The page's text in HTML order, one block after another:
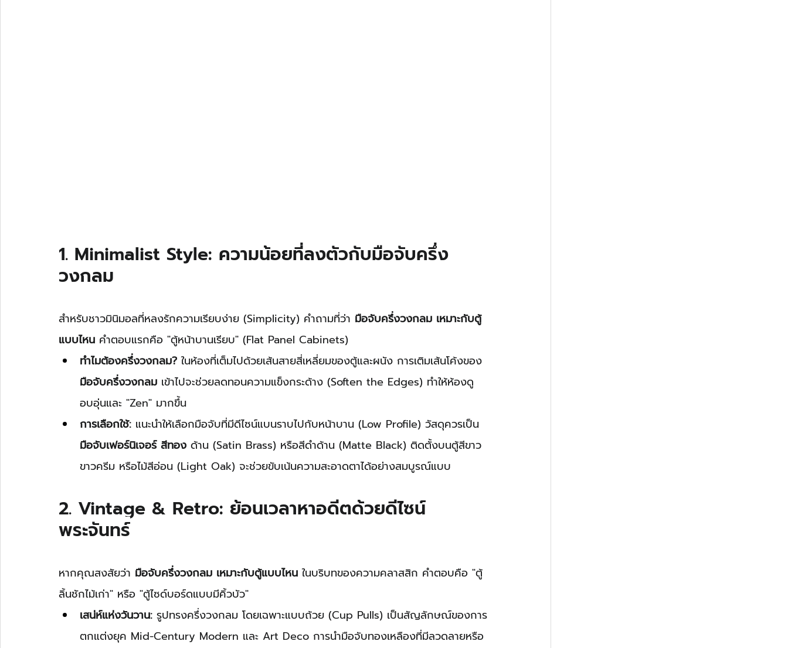
1. Minimalist Style: ความน้อยที่ลงตัวกับมือจับครึ่ง
วงกลม
สำหรับชาวมินิมอลที่หลงรักความเรียบง่าย (Simplicity) คำถามที่ว่า มือจับครึ่งวงกลม เหมาะกับตู้
แบบไหน คำตอบแรกคือ "ตู้หน้าบานเรียบ" (Flat Panel Cabinets)
ทำไมต้องครึ่งวงกลม? ในห้องที่เต็มไปด้วยเส้นสายสี่เหลี่ยมของตู้และผนัง การเติมเส้นโค้งของ
มือจับครึ่งวงกลม เข้าไปจะช่วยลดทอนความแข็งกระด้าง (Soften the Edges) ทำให้ห้องดู
อบอุ่นและ "Zen" มากขึ้น
การเลือกใช้: แนะนำให้เลือกมือจับที่มีดีไซน์แบนราบไปกับหน้าบาน (Low Profile) วัสดุควรเป็น
มือจับเฟอร์นิเจอร์ สีทอง ด้าน (Satin Brass) หรือสีดำด้าน (Matte Black) ติดตั้งบนตู้สีขาว
ขาวครีม หรือไม้สีอ่อน (Light Oak) จะช่วยขับเน้นความสะอาดตาได้อย่างสมบูรณ์แบบ
2. Vintage & Retro: ย้อนเวลาหาอดีตด้วยดีไซน์
พระจันทร์
หากคุณสงสัยว่า มือจับครึ่งวงกลม เหมาะกับตู้แบบไหน ในบริบทของความคลาสสิก คำตอบคือ "ตู้
ลิ้นชักไม้เก่า" หรือ "ตู้ไซด์บอร์ดแบบมีคิ้วบัว"
เสน่ห์แห่งวันวาน: รูปทรงครึ่งวงกลม โดยเฉพาะแบบถ้วย (Cup Pulls) เป็นสัญลักษณ์ของการ
ตกแต่งยุค Mid-Century Modern และ Art Deco การนำมือจับทองเหลืองที่มีลวดลายหรือ